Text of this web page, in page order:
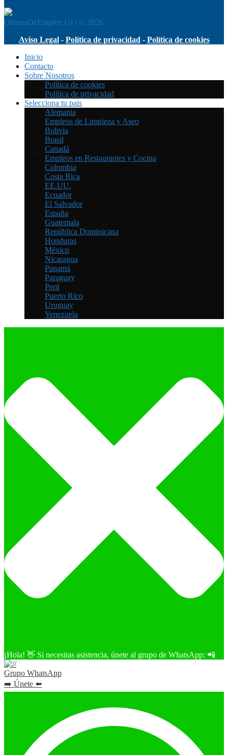
OfertasDeEmpleo.Us | © 2026
Aviso Legal- Política de privacidad- Política de cookies
Inicio
Contacto
Sobre Nosotros
Política de cookies
Política de privacidad
Selecciona tu pais
Alemania
Empleos de Limpieza y Aseo
Bolivia
Brasil
Canadá
Empleos en Restaurantes y Cocina
Colombia
Costa Rica
EE.UU.
Ecuador
El Salvador
España
Guatemala
República Dominicana
Honduras
México
Nicaragua
Panamá
Paraguay
Perú
Puerto Rico
Uruguay
Venezuela
¡Hola! 👋 Si necesitas asistencia, únete al grupo de WhatsApp: 📲
Grupo WhatsApp
➡️ Únete ⬅️